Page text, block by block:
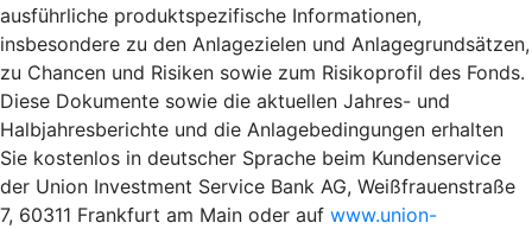
ausführliche produktspezifische Informationen,
insbesondere zu den Anlagezielen und Anlagegrundsätzen,
zu Chancen und Risiken sowie zum Risikoprofil des Fonds.
Diese Dokumente sowie die aktuellen Jahres- und
Halbjahresberichte und die Anlagebedingungen erhalten
Sie kostenlos in deutscher Sprache beim Kundenservice
der Union Investment Service Bank AG, Weißfrauenstraße
7, 60311 Frankfurt am Main oder auf www.union-